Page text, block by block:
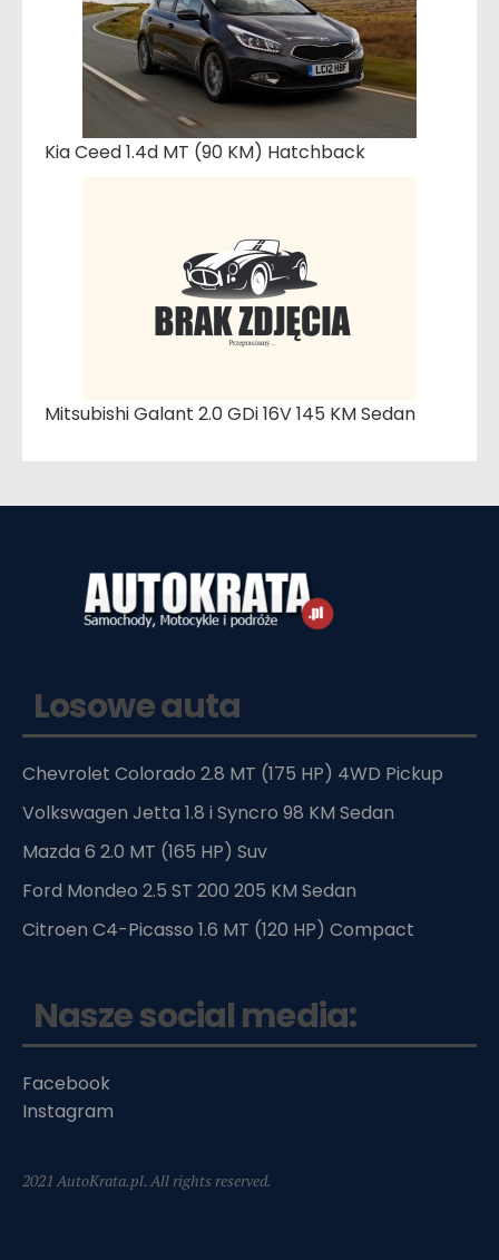
Kia Ceed 1.4d MT (90 KM) Hatchback
Mitsubishi Galant 2.0 GDi 16V 145 KM Sedan
Losowe auta
Chevrolet Colorado 2.8 MT (175 HP) 4WD Pickup
Volkswagen Jetta 1.8 i Syncro 98 KM Sedan
Mazda 6 2.0 MT (165 HP) Suv
Ford Mondeo 2.5 ST 200 205 KM Sedan
Citroen C4-Picasso 1.6 MT (120 HP) Compact
Nasze social media:
Facebook
Instagram
2021 AutoKrata.pl. All rights reserved.